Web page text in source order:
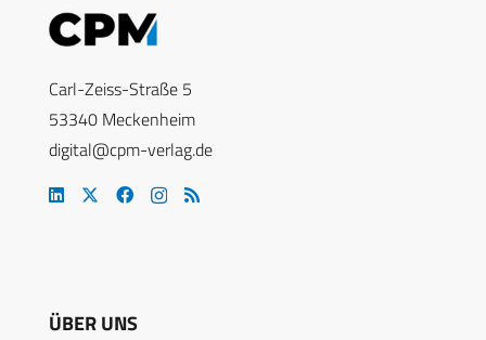
Carl-Zeiss-Straße 5
53340 Meckenheim
digital@cpm-verlag.de
ÜBER UNS